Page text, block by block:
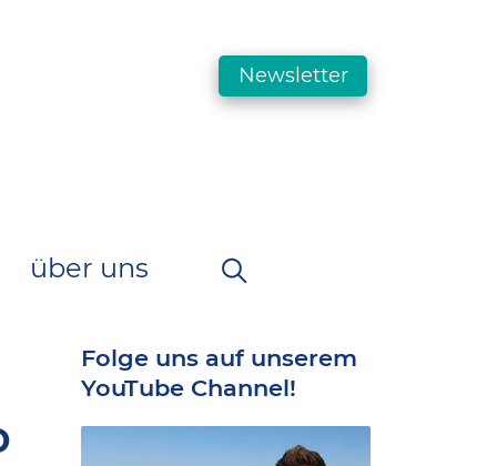
über uns
Newsletter
Folge uns auf unserem
YouTube Channel!